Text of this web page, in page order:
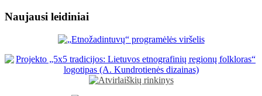
Naujausi leidiniai